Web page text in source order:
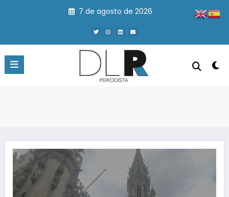
7 de agosto de 2026
Bruselas: punto final a un viaje de aprendizajes